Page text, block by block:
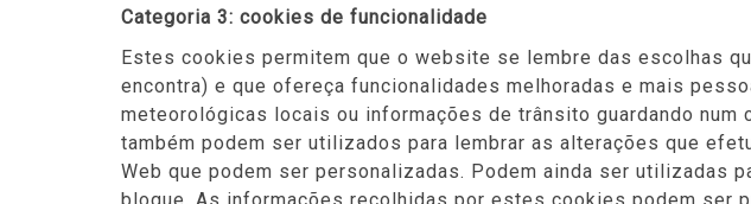
Categoria 3: cookies de funcionalidade
Estes cookies permitem que o website se lembre das escolhas
encontra) e que ofereça funcionalidades melhoradas e mais
meteorológicas locais ou informações de trânsito guardando
também podem ser utilizados para lembrar as alterações que
Web que podem ser personalizadas. Podem ainda ser utilizadas